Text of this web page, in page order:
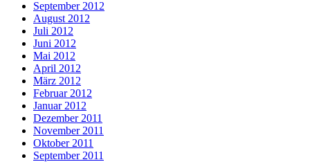
September 2012
August 2012
Juli 2012
Juni 2012
Mai 2012
April 2012
März 2012
Februar 2012
Januar 2012
Dezember 2011
November 2011
Oktober 2011
September 2011